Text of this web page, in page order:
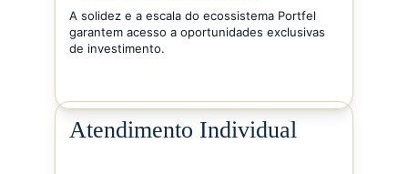
Atendimento Individual
A solidez e a escala do ecossistema Portfel
garantem acesso a oportunidades exclusivas
de investimento.